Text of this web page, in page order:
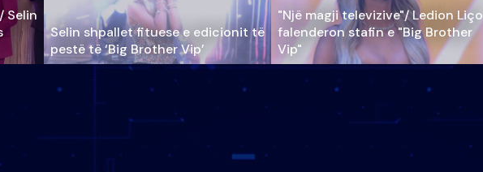
Selin
Selin shpallet fituese e edicionit të
pestë të ‘Big Brother Vip’
"Një magji televizive"/ Ledion Liço
falenderon stafin e "Big Brother
Vip"